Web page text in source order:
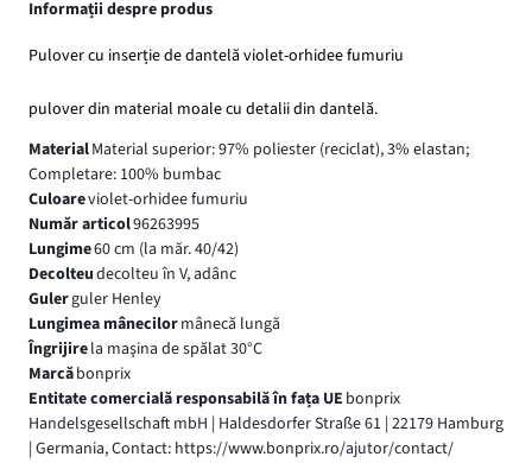
Informații despre produs
Pulover cu inserție de dantelă violet-orhidee fumuriu
pulover din material moale cu detalii din dantelă.
MaterialMaterial superior: 97% poliester (reciclat), 3% elastan;
Completare: 100% bumbac
Culoareviolet-orhidee fumuriu
Număr articol96263995
Lungime60 cm (la măr. 40/42)
Decolteudecolteu în V, adânc
Gulerguler Henley
Lungimea mânecilormânecă lungă
Îngrijirela maşina de spălat 30°C
Marcăbonprix
Entitate comercială responsabilă în fața UE bonprix
Handelsgesellschaft mbH | Haldesdorfer Straße 61 | 22179 Hamburg
| Germania, Contact: https://www.bonprix.ro/ajutor/contact/